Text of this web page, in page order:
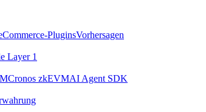
PluginsVorhersagen
Layer 1
Cronos zkEVMAI Agent SDK